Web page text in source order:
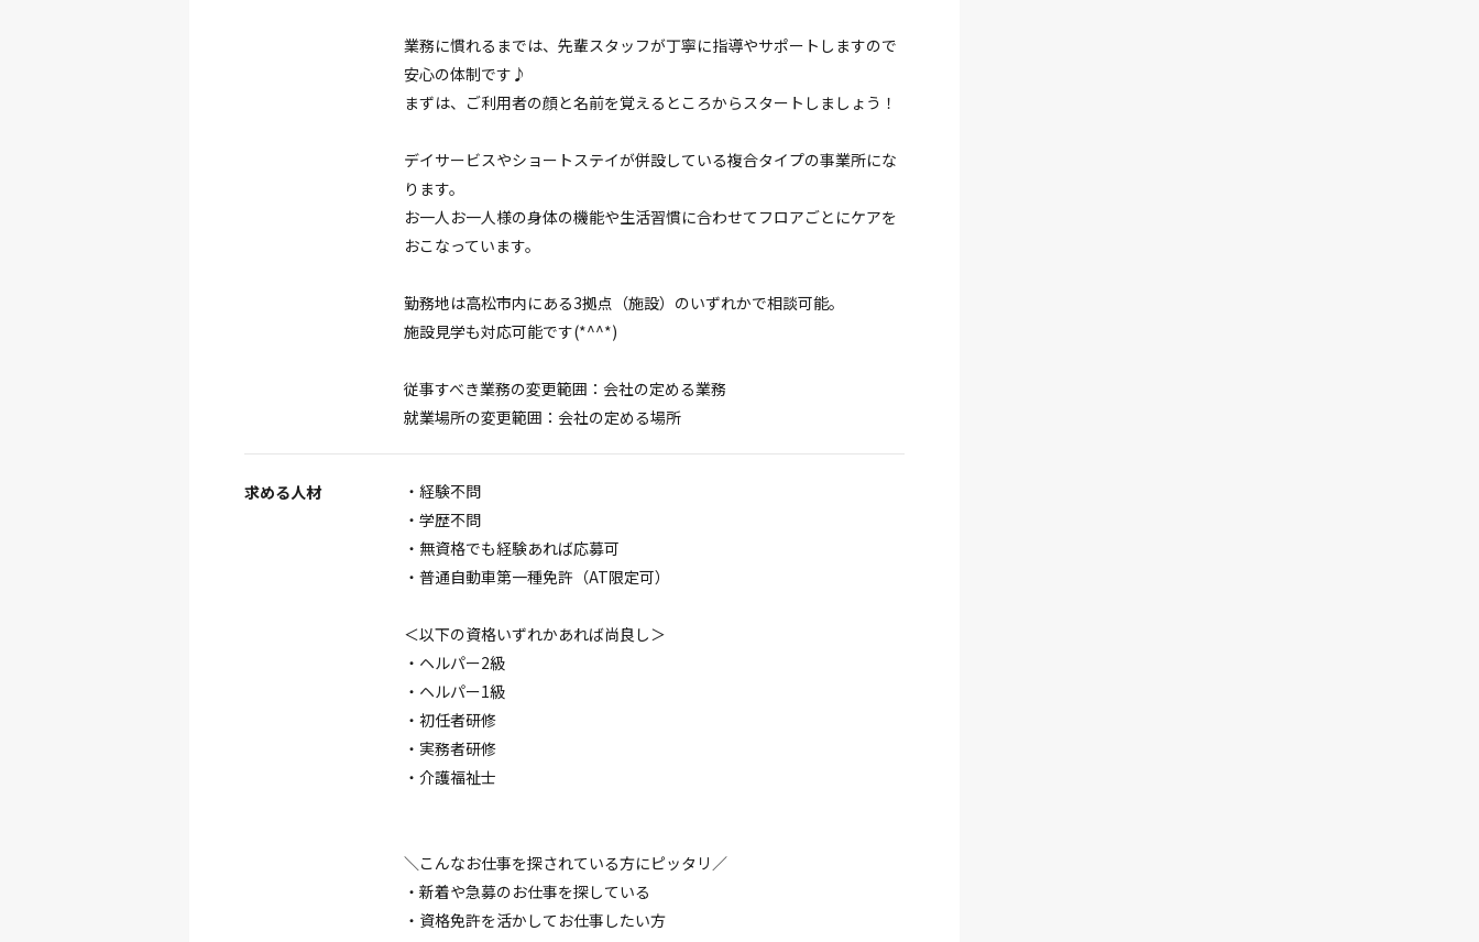
業務に慣れるまでは、先輩スタッフが丁寧に指導やサポートしますので
安心の体制です♪
まずは、ご利用者の顔と名前を覚えるところからスタートしましょう！
デイサービスやショートステイが併設している複合タイプの事業所にな
ります。
お一人お一人様の身体の機能や生活習慣に合わせてフロアごとにケアを
おこなっています。
勤務地は高松市内にある3拠点（施設）のいずれかで相談可能。
施設見学も対応可能です(*^^*)
従事すべき業務の変更範囲：会社の定める業務
就業場所の変更範囲：会社の定める場所
求める人材
・経験不問
・学歴不問
・無資格でも経験あれば応募可
・普通自動車第一種免許（AT限定可）
＜以下の資格いずれかあれば尚良し＞
・ヘルパー2級
・ヘルパー1級
・初任者研修
・実務者研修
・介護福祉士
＼こんなお仕事を探されている方にピッタリ／
・新着や急募のお仕事を探している
・資格免許を活かしてお仕事したい方